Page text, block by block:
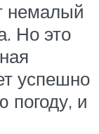
немалый
Но это
успешно
погоду, и